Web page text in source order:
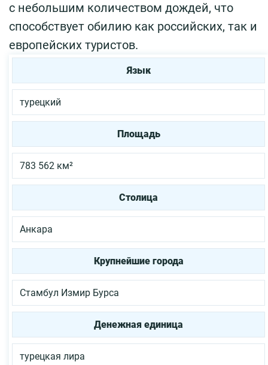
с небольшим количеством дождей, что
способствует обилию как российских, так и
европейских туристов.
Язык
турецкий
Площадь
783 562 км²
Столица
Анкара
Крупнейшие города
Стамбул Измир Бурса
Денежная единица
турецкая лира